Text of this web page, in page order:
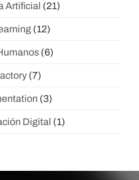
Artificial (21)
(12)
(6)
(7)
(3)
Digital (1)